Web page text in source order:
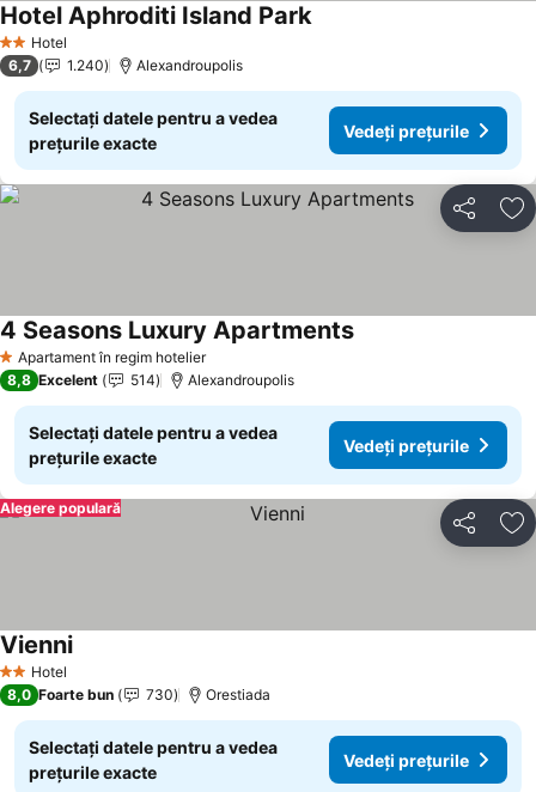
2 SteleHotel
Hotel Aphroditi Island Park
6,7 1.240 Alexandroupolis
Selectați datele pentru a vedea
prețurile exacte
Vedeți prețurile
Distribuiți
1 Stele
Apartament în regim hotelier
4 Seasons Luxury Apartments
8,8 Excelent 514 Alexandroupolis
Selectați datele pentru a vedea
prețurile exacte
Vedeți prețurile
Distribuiți
Alegere populară
2 SteleHotel
Vienni
8,0 Foarte bun 730 Orestiada
Selectați datele pentru a vedea
prețurile exacte
Vedeți prețurile